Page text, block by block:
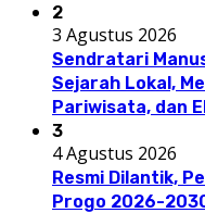
2
3 Agustus 2026
Sendratari
Sejarah Lokal,
Pariwisata, dan
3
4 Agustus 2026
Resmi Dilantik,
Progo 2026-